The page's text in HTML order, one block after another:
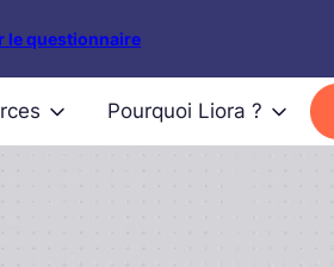
le questionnaire
Pourquoi Liora ?